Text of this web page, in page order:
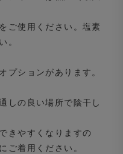
ご使用ください。塩素
。
プションがあります。
しの良い場所で陰干し
きやすくなりますの
ご着用ください。